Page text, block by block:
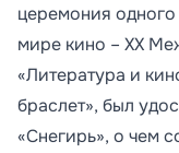
церемония
мире кино – XX
«Литература и
браслет», был
«Снегирь», о чем